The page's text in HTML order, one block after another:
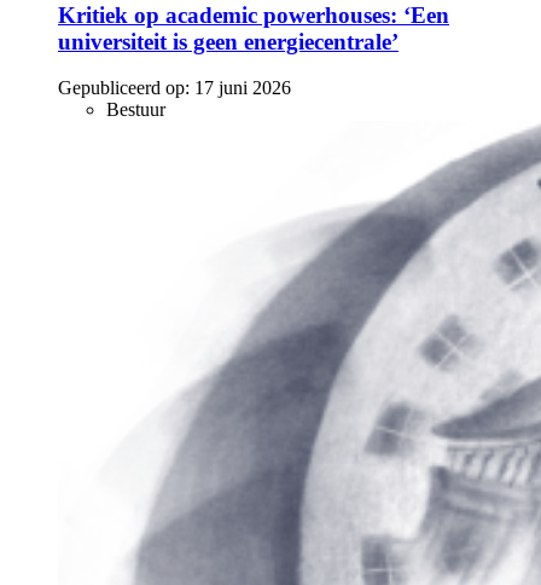
Kritiek op academic powerhouses: ‘Een
universiteit is geen energiecentrale’
Gepubliceerd op: 17 juni 2026
Bestuur